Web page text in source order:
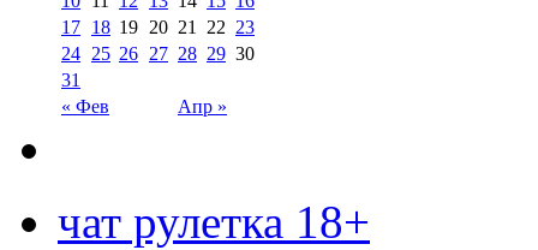
« Фев Апр »
17 18 19 20 21 22 23
24 25 26 27 28 29 30
31
чат рулетка 18+